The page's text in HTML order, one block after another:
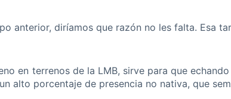
anterior, diríamos que razón no les falta. Esa
en terrenos de la LMB, sirve para que
alto porcentaje de presencia no nativa, que